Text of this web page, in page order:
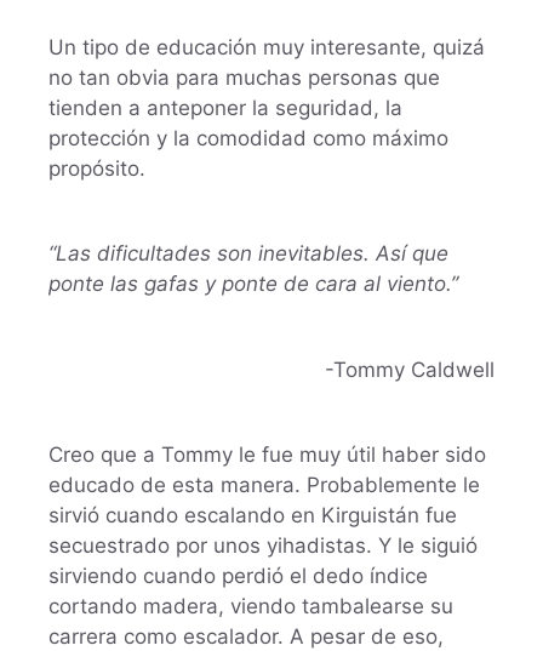
Un tipo de educación muy interesante, quizá
no tan obvia para muchas personas que
tienden a anteponer la seguridad, la
protección y la comodidad como máximo
propósito.
“Las dificultades son inevitables. Así que
ponte las gafas y ponte de cara al viento.”
-Tommy Caldwell
Creo que a Tommy le fue muy útil haber sido
educado de esta manera. Probablemente le
sirvió cuando escalando en Kirguistán fue
secuestrado por unos yihadistas. Y le siguió
sirviendo cuando perdió el dedo índice
cortando madera, viendo tambalearse su
carrera como escalador. A pesar de eso,